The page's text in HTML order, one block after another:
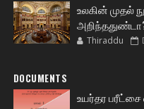
உலகின் முதல்
Thiraddu
DOCUMENTS
உயர்தர